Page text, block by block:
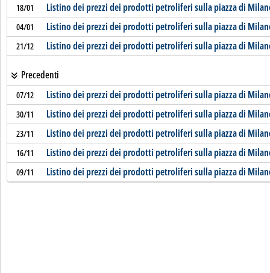
18/01 Listino dei prezzi dei prodotti petroliferi sulla piazza di
04/01 Listino dei prezzi dei prodotti petroliferi sulla piazza di
21/12 Listino dei prezzi dei prodotti petroliferi sulla piazza di
Precedenti
07/12 Listino dei prezzi dei prodotti petroliferi sulla piazza di
30/11 Listino dei prezzi dei prodotti petroliferi sulla piazza di
23/11 Listino dei prezzi dei prodotti petroliferi sulla piazza di
16/11 Listino dei prezzi dei prodotti petroliferi sulla piazza di
09/11 Listino dei prezzi dei prodotti petroliferi sulla piazza di